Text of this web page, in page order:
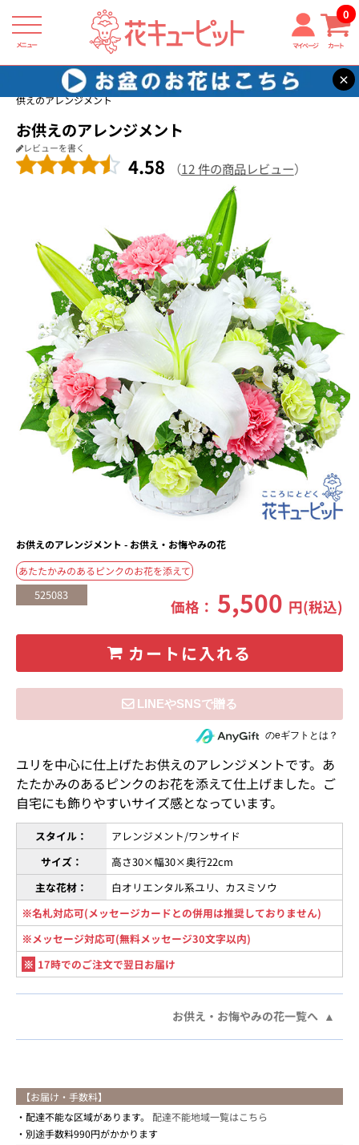
メニュー マイページ カート
0
×
花キューピット お供え・お悔やみの花
【お供え・お悔やみの花】お
供えのアレンジメント
お供えのアレンジメント
レビューを書く
4.58 （12 件の商品レビュー）
お供えのアレンジメント - お供え・お悔やみの花
あたたかみのあるピンクのお花を添えて
525083
価格： 5,500 円(税込)
カートに入れる
住所を知らない相手にeギフトで贈るのeギフトとは？
ユリを中心に仕上げたお供えのアレンジメントです。あ
たたかみのあるピンクのお花を添えて仕上げました。ご
自宅にも飾りやすいサイズ感となっています。
スタイル：
アレンジメント/ワンサイド
サイズ：
高さ30×幅30×奥行22cm
主な花材：
白オリエンタル系ユリ、カスミソウ
※名札対応可(メッセージカードとの併用は推奨しておりません)
※メッセージ対応可(無料メッセージ30文字以内)
※ 17時でのご注文で翌日お届け
お供え・お悔やみの花一覧へ
【お届け・手数料】
配達不能な区域があります。 配達不能地域一覧はこちら
別途手数料990円がかかります